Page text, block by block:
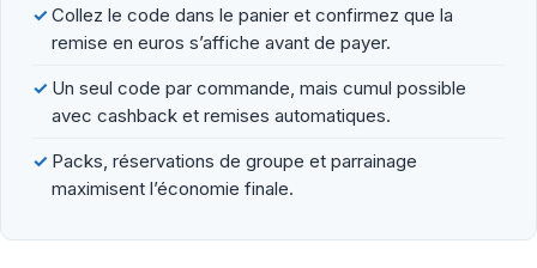
Collez le code dans le panier et confirmez que la
remise en euros s’affiche avant de payer.
Un seul code par commande, mais cumul possible
avec cashback et remises automatiques.
Packs, réservations de groupe et parrainage
maximisent l’économie finale.